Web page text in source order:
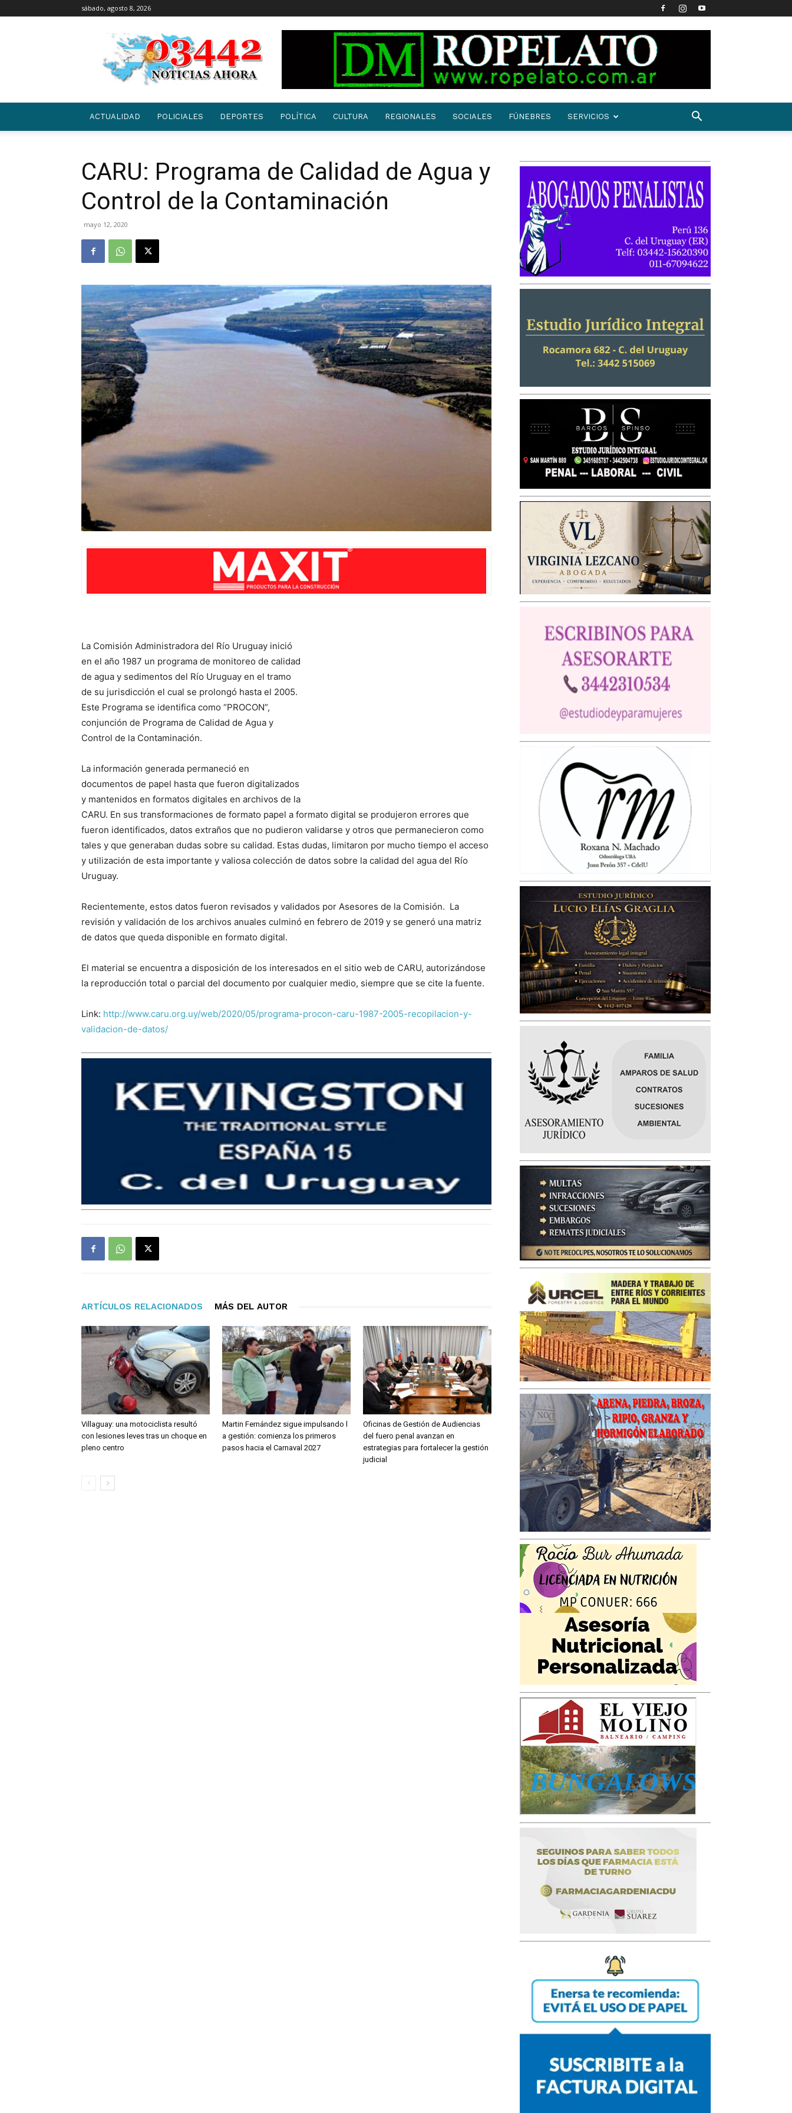
sábado, agosto 8, 2026
03442
|
NOTICIAS
ACTUALIDAD POLICIALES DEPORTES POLÍTICA CULTURA REGIONALES SOCIALES FÚNEBRES SERVICIOS
CARU: Programa de Calidad de Agua y
Control de la Contaminación
mayo 12, 2020
La Comisión Administradora del Río Uruguay inició
en el año 1987 un programa de monitoreo de calidad
de agua y sedimentos del Río Uruguay en el tramo
de su jurisdicción el cual se prolongó hasta el 2005.
Este Programa se identifica como “PROCON”,
conjunción de Programa de Calidad de Agua y
Control de la Contaminación.
La información generada permaneció en
documentos de papel hasta que fueron digitalizados
y mantenidos en formatos digitales en archivos de la
CARU. En sus transformaciones de formato papel a formato digital se produjeron errores que
fueron identificados, datos extraños que no pudieron validarse y otros que permanecieron como
tales y que generaban dudas sobre su calidad. Estas dudas, limitaron por mucho tiempo el acceso
y utilización de esta importante y valiosa colección de datos sobre la calidad del agua del Río
Uruguay.
Recientemente, estos datos fueron revisados y validados por Asesores de la Comisión. La
revisión y validación de los archivos anuales culminó en febrero de 2019 y se generó una matriz
de datos que queda disponible en formato digital.
El material se encuentra a disposición de los interesados en el sitio web de CARU, autorizándose
la reproducción total o parcial del documento por cualquier medio, siempre que se cite la fuente.
Link: http://www.caru.org.uy/web/2020/05/programa-procon-caru-1987-2005-recopilacion-y-
validacion-de-datos/
ARTÍCULOS RELACIONADOS MÁS DEL AUTOR
Villaguay: una motociclista resultó
con lesiones leves tras un choque en
pleno centro
Martin Fernández sigue impulsando l
a gestión: comienza los primeros
pasos hacia el Carnaval 2027
Oficinas de Gestión de Audiencias
del fuero penal avanzan en
estrategias para fortalecer la gestión
judicial